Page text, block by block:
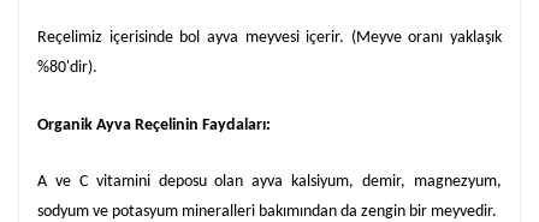
Reçelimiz içerisinde bol ayva meyvesi içerir. (Meyve oranı yaklaşık
%80'dir).
Organik Ayva Reçelinin Faydaları:
A ve C vitamini deposu olan ayva kalsiyum, demir, magnezyum,
sodyum ve potasyum mineralleri bakımından da zengin bir meyvedir.